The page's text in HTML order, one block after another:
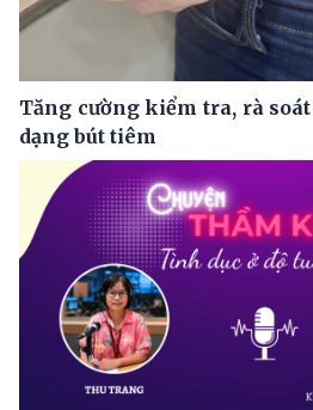
Tăng cường kiểm tra, rà
dạng bút tiêm